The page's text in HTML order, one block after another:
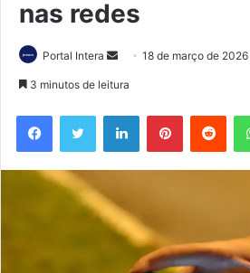
nas redes
Portal Intera
Mande
mail
18 de março de 2026
3 minutos de leitura
FacebookTwitter LinkedinPinterest